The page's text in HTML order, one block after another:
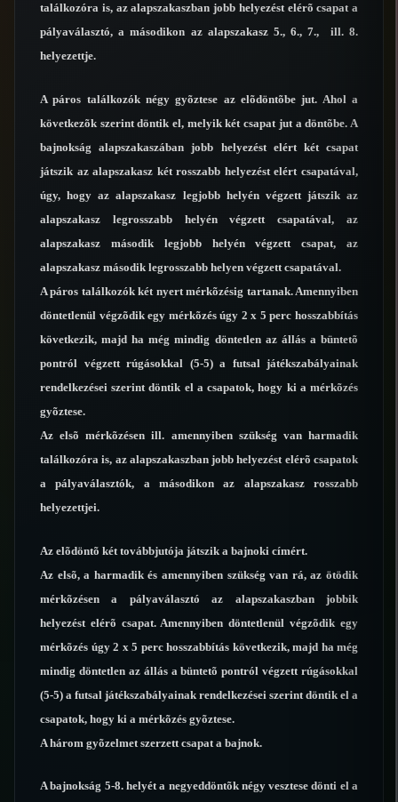
találkozóra is, az alapszakaszban jobb helyezést elérõ csapat a
pályaválasztó, a másodikon az alapszakasz 5., 6., 7., ill. 8.
helyezettje.
A páros találkozók négy gyõztese az elõdöntõbe jut. Ahol a
következõk szerint döntik el, melyik két csapat jut a döntõbe. A
bajnokság alapszakaszában jobb helyezést elért két csapat
játszik az alapszakasz két rosszabb helyezést elért csapatával,
úgy, hogy az alapszakasz legjobb helyén végzett játszik az
alapszakasz legrosszabb helyén végzett csapatával, az
alapszakasz második legjobb helyén végzett csapat, az
alapszakasz második legrosszabb helyen végzett csapatával.
A páros találkozók két nyert mérkõzésig tartanak. Amennyiben
döntetlenül végzõdik egy mérkõzés úgy 2 x 5 perc hosszabbítás
következik, majd ha még mindig döntetlen az állás a büntetõ
pontról végzett rúgásokkal (5-5) a futsal játékszabályainak
rendelkezései szerint döntik el a csapatok, hogy ki a mérkõzés
gyõztese.
Az elsõ mérkõzésen ill. amennyiben szükség van harmadik
találkozóra is, az alapszakaszban jobb helyezést elérõ csapatok
a pályaválasztók, a másodikon az alapszakasz rosszabb
helyezettjei.
Az elõdöntõ két továbbjutója játszik a bajnoki címért.
Az elsõ, a harmadik és amennyiben szükség van rá, az ötödik
mérkõzésen a pályaválasztó az alapszakaszban jobbik
helyezést elérõ csapat. Amennyiben döntetlenül végzõdik egy
mérkõzés úgy 2 x 5 perc hosszabbítás következik, majd ha még
mindig döntetlen az állás a büntetõ pontról végzett rúgásokkal
(5-5) a futsal játékszabályainak rendelkezései szerint döntik el a
csapatok, hogy ki a mérkõzés gyõztese.
A három gyõzelmet szerzett csapat a bajnok.
A bajnokság 5-8. helyét a negyeddöntõk négy vesztese dönti el a